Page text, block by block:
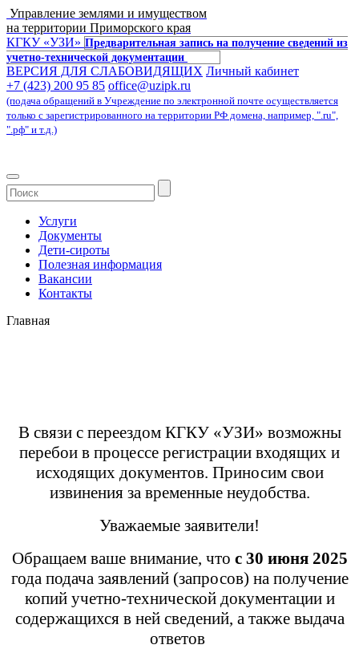
Управление землями и имуществом
на территории Приморского края
КГКУ «УЗИ» Предварительная запись на получение сведений из
учетно-технической документации
ВЕРСИЯ ДЛЯ СЛАБОВИДЯЩИХ Личный кабинет
+7 (423) 200 95 85 office@uzipk.ru
(подача обращений в Учреждение по электронной почте осуществляется
только с зарегистрированного на территории РФ домена, например, ".ru",
".рф" и т.д.)
Услуги
Документы
Дети-сироты
Полезная информация
Вакансии
Контакты
Главная
В связи с переездом КГКУ «УЗИ» возможны
перебои в процессе регистрации входящих и
исходящих документов. Приносим свои
извинения за временные неудобства.
Уважаемые заявители!
Обращаем ваше внимание, что с 30 июня 2025
года подача заявлений (запросов) на получение
копий учетно-технической документации и
содержащихся в ней сведений, а также выдача
ответов